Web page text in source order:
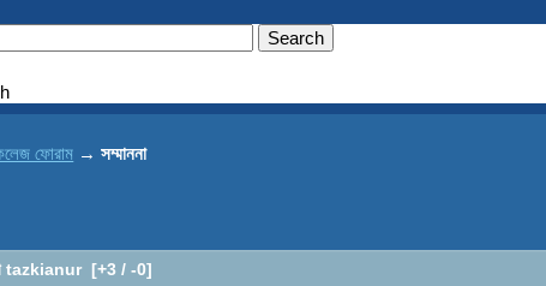
ফোরাম →সম্মাননা
tazkianur[+3 / -0]